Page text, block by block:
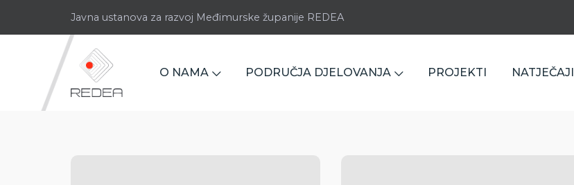
Javna ustanova za razvoj Međimurske županije REDEA
O NAMA PODRUČJA DJELOVANJA PROJEKTI NATJEČAJI